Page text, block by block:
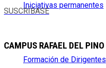
Iniciativas permanentes
SUSCRÍBASE
CAMPUS RAFAEL DEL PINO
Formación de Dirigentes